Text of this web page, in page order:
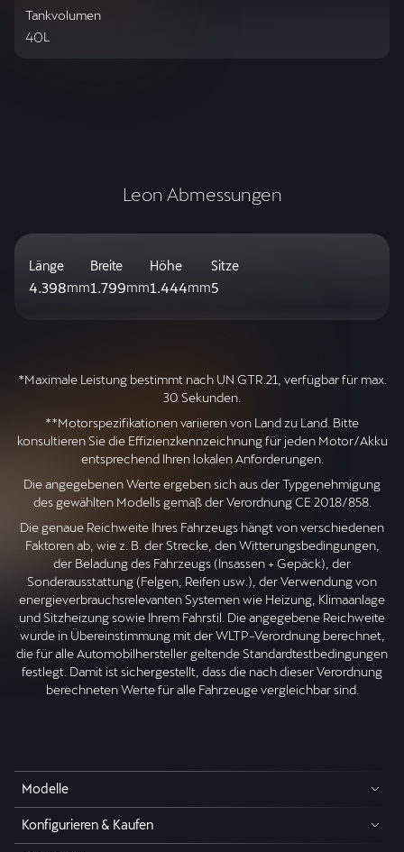
Tankvolumen
40L
Leon Abmessungen
Länge
4.398mm
Breite
1.799mm
Höhe
1.444mm
Sitze
5
*Maximale Leistung bestimmt nach UN GTR.21, verfügbar für max.
30 Sekunden.
**Motorspezifikationen variieren von Land zu Land. Bitte
konsultieren Sie die Effizienzkennzeichnung für jeden Motor/Akku
entsprechend Ihren lokalen Anforderungen.
Die angegebenen Werte ergeben sich aus der Typgenehmigung
des gewählten Modells gemäß der Verordnung CE 2018/858.
Die genaue Reichweite Ihres Fahrzeugs hängt von verschiedenen
Faktoren ab, wie z. B. der Strecke, den Witterungsbedingungen,
der Beladung des Fahrzeugs (Insassen + Gepäck), der
Sonderausstattung (Felgen, Reifen usw.), der Verwendung von
energieverbrauchsrelevanten Systemen wie Heizung, Klimaanlage
und Sitzheizung sowie Ihrem Fahrstil. Die angegebene Reichweite
wurde in Übereinstimmung mit der WLTP-Verordnung berechnet,
die für alle Automobilhersteller geltende Standardtestbedingungen
festlegt. Damit ist sichergestellt, dass die nach dieser Verordnung
berechneten Werte für alle Fahrzeuge vergleichbar sind.
Modelle
Konfigurieren & Kaufen